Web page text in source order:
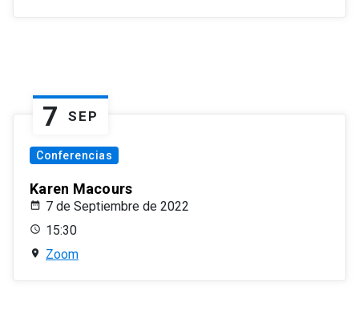
7 SEP
Conferencias
Karen Macours
7 de Septiembre de 2022
15:30
Zoom